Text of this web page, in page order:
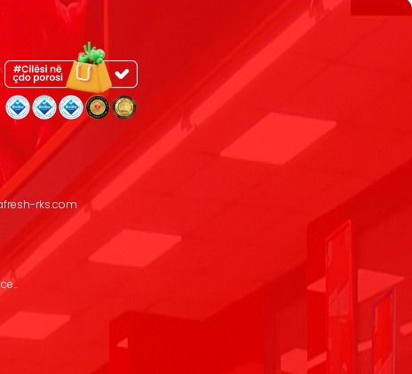
rks.com